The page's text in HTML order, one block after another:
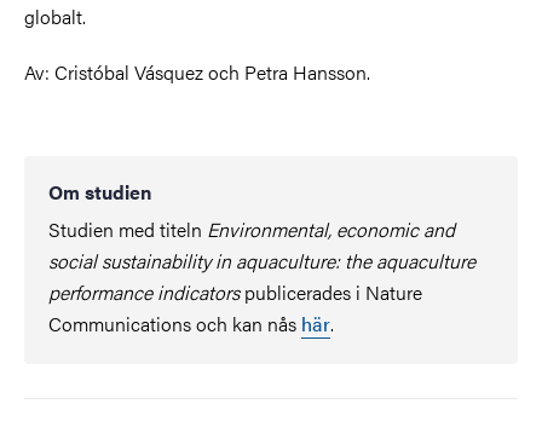
globalt.
Av: Cristóbal Vásquez och Petra Hansson.
Om studien
Studien med titeln Environmental, economic and
social sustainability in aquaculture: the aquaculture
performance indicatorspublicerades i Nature
Communications och kan nås här.